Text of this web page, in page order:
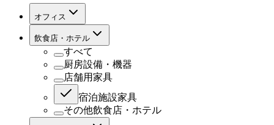
オフィス
飲食店・ホテル
すべて
厨房設備・機器
店舗用家具
宿泊施設家具
その他飲食店・ホテル